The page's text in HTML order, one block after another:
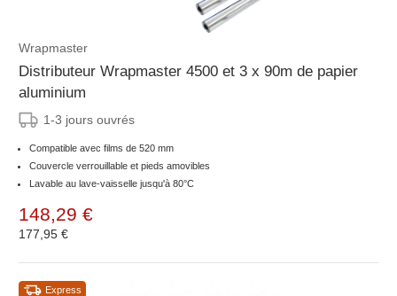
Wrapmaster
Distributeur Wrapmaster 4500 et 3 x 90m de papier
aluminium
1-3 jours ouvrés
Compatible avec films de 520 mm
Couvercle verrouillable et pieds amovibles
Lavable au lave-vaisselle jusqu'à 80°C
148,29 €
177,95 €
Express